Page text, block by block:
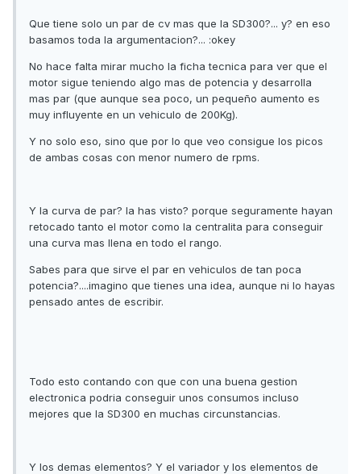
Que tiene solo un par de cv mas que la SD300?... y? en eso
basamos toda la argumentacion?... :okey
No hace falta mirar mucho la ficha tecnica para ver que el
motor sigue teniendo algo mas de potencia y desarrolla
mas par (que aunque sea poco, un pequeño aumento es
muy influyente en un vehiculo de 200Kg).
Y no solo eso, sino que por lo que veo consigue los picos
de ambas cosas con menor numero de rpms.
Y la curva de par? la has visto? porque seguramente hayan
retocado tanto el motor como la centralita para conseguir
una curva mas llena en todo el rango.
Sabes para que sirve el par en vehiculos de tan poca
potencia?....imagino que tienes una idea, aunque ni lo hayas
pensado antes de escribir.
Todo esto contando con que con una buena gestion
electronica podria conseguir unos consumos incluso
mejores que la SD300 en muchas circunstancias.
Y los demas elementos? Y el variador y los elementos de